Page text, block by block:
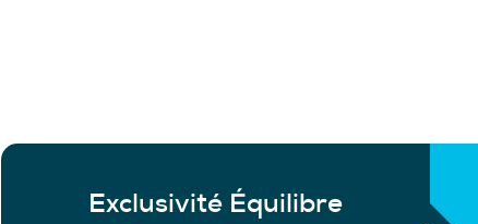
Exclusivité Équilibre